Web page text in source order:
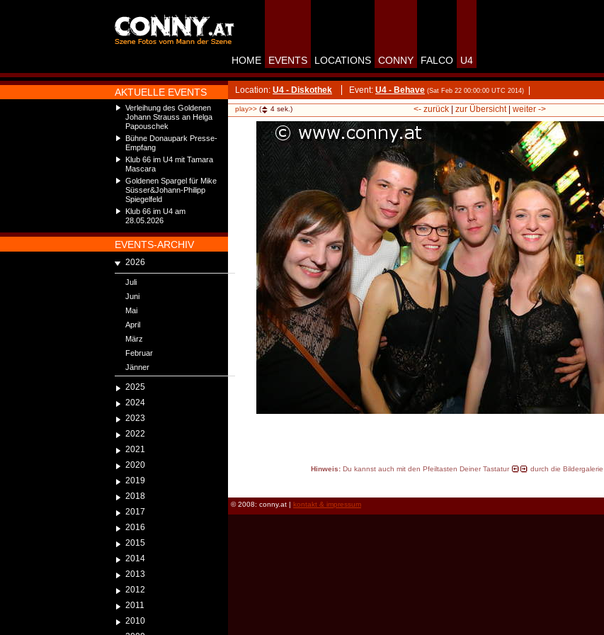
AKTUELLE EVENTS
Verleihung des Goldenen
Johann Strauss an Helga
Papouschek
Bühne Donaupark Presse-
Empfang
Klub 66 im U4 mit Tamara
Mascara
Goldenen Spargel für Mike
Süsser&Johann-Philipp
Spiegelfeld
Klub 66 im U4 am
28.05.2026
EVENTS-ARCHIV
2026
Juli
Juni
Mai
April
März
Februar
Jänner
2025
2024
2023
2022
2021
2020
2019
2018
2017
2016
2015
2014
2013
2012
2011
2010
HOME EVENTS LOCATIONS CONNY FALCO U4
Location: U4 - Diskothek Event: U4 - Behave (Sat Feb 22 00:00:00 UTC 2014)
play>> ( 4 sek.) <- zurück| zur Übersicht| weiter ->
Hinweis:Du kannst auch mit den Pfeiltasten Deiner Tastatur durch die Bildergalerie
© 2008: conny.at | kontakt & impressum